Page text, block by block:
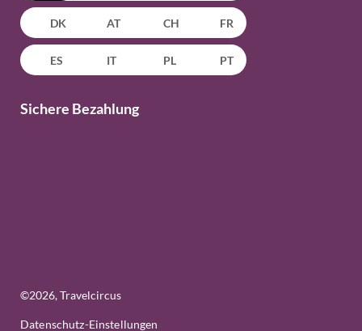
DK AT CH FR
ES IT PL PT
Sichere Bezahlung
©2026, Travelcircus
Datenschutz-Einstellungen